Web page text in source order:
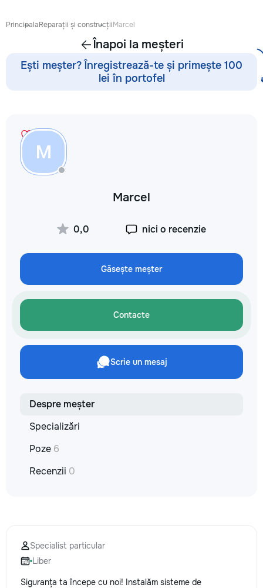
преподаватели
английскому
языку,
экзаменам и
✔ Обучение
PrincipalaReparații și construcțiiMarcel
Înapoi la meșteri
Ești meșter? Înregistrează-te și primește 100
lei în portofel
M
Marcel
0,0 nici o recenzie
Găsește meșter
Contacte
Scrie un mesaj
Despre meșter
Specializări
Poze 6
Recenzii 0
Specialist particular
Liber
Siguranța ta începe cu noi! Instalăm sisteme de